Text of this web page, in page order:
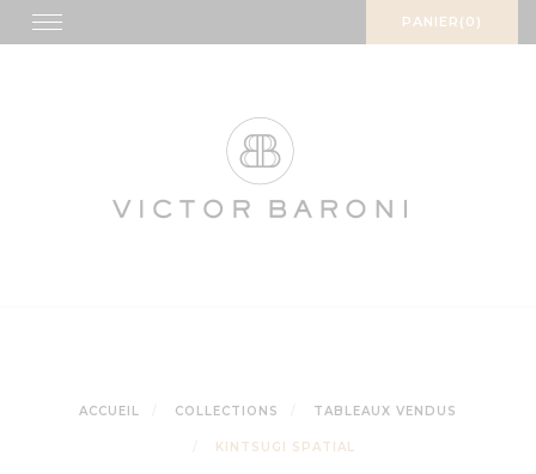
Skip
to
PANIER(0)
Toggle
navigation
ACCUEIL COLLECTIONS TABLEAUX VENDUS
KINTSUGI SPATIAL